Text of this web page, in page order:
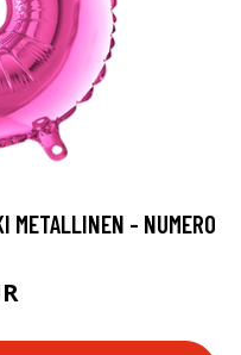
METALLINEN - NUMERO